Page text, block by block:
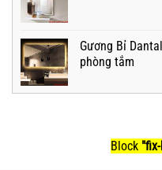
Gương Bỉ
phòng tắm
Block